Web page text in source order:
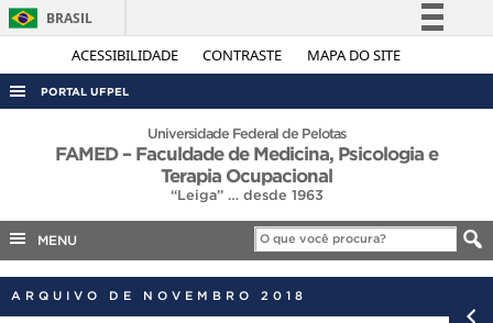
ACESSIBILIDADE CONTRASTE MAPA DO SITE
BRASIL
Simplifique!
Acesso à informação
Legislação
Canais
PORTAL UFPEL
ACESSO À INFORMAÇÃO
CONCURSOS
EDITAIS
INTERNACIONAL
Universidade Federal de Pelotas
FAMED – Faculdade de Medicina, Psicologia e
Terapia Ocupacional
“Leiga” … desde 1963
MENU
ARQUIVO DE NOVEMBRO 2018